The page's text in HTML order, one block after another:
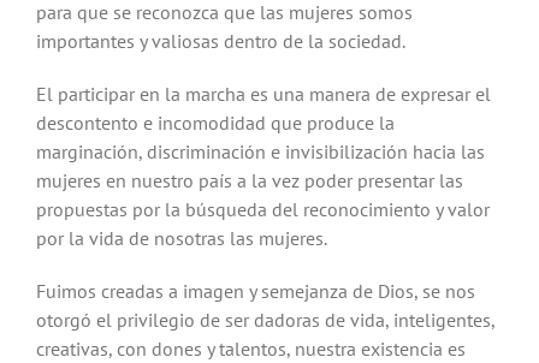
para que se reconozca que las mujeres somos
importantes y valiosas dentro de la sociedad.
El participar en la marcha es una manera de expresar el
descontento e incomodidad que produce la
marginación, discriminación e invisibilización hacia las
mujeres en nuestro país a la vez poder presentar las
propuestas por la búsqueda del reconocimiento y valor
por la vida de nosotras las mujeres.
Fuimos creadas a imagen y semejanza de Dios, se nos
otorgó el privilegio de ser dadoras de vida, inteligentes,
creativas, con dones y talentos, nuestra existencia es